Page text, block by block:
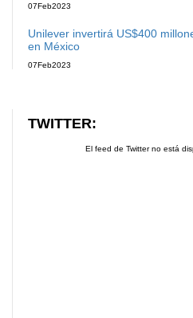
07Feb2023
Unilever invertirá US$400
en México
07Feb2023
TWITTER:
El feed de Twitter no está